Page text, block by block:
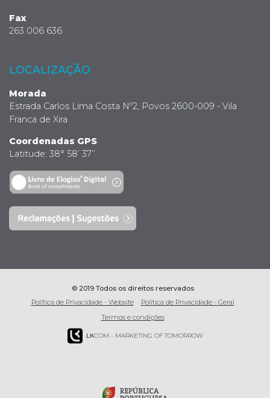
Fax
263 006 636
LOCALIZAÇÃO
Morada
Estrada Carlos Lima Costa Nº2, Povos 2600-009 - Vila
Franca de Xira
Coordenadas GPS
Latitude: 38° 58’ 37’’
© 2019 Todos os direitos reservados
Política de Privacidade - Website
Política de Privacidade - Geral
Termos e condições
LKCOM - MARKETING OF TOMORROW